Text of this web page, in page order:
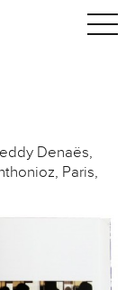
Denaës,
Paris,